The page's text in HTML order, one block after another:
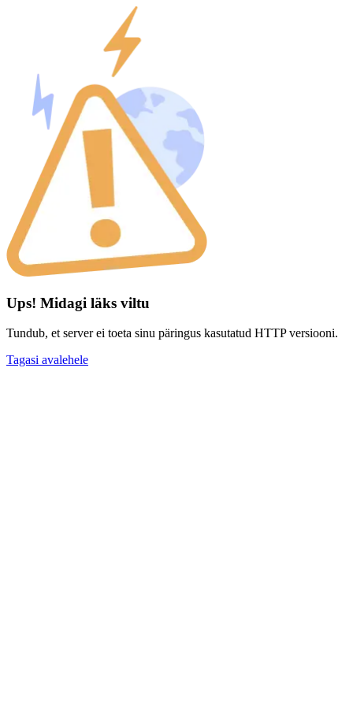
Ups! Midagi läks viltu
Tundub, et server ei toeta sinu päringus kasutatud HTTP versiooni.
Tagasi avalehele